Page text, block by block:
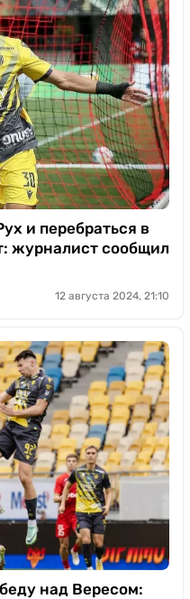
и перебраться в
журналист сообщил
12 августа 2024, 21:10
над Вересом: